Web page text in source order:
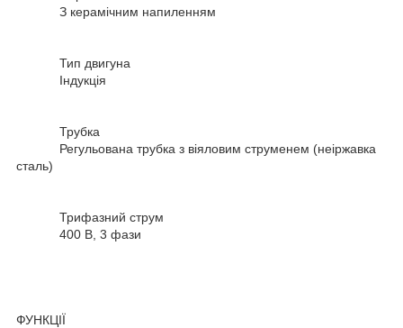
З керамічним напиленням
Тип двигуна
Індукція
Трубка
Регульована трубка з віяловим струменем (неіржавка
сталь)
Трифазний струм
400 В, 3 фази
ФУНКЦІЇ